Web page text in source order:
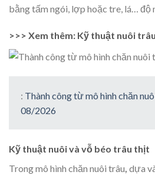
bằng tấm ngói, lợp hoặc tre, lá… độ
>>> Xem thêm: Kỹ thuật nuôi
: Thành công từ mô hình chăn
08/2026
Kỹ thuật nuôi và vỗ béo trâu thịt
Trong mô hình chăn nuôi trâu, dựa